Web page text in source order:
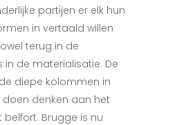
partijen er elk hun
in vertaald willen
terug in de
de materialisatie. De
diepe kolommen in
denken aan het
belfort. Brugge is nu